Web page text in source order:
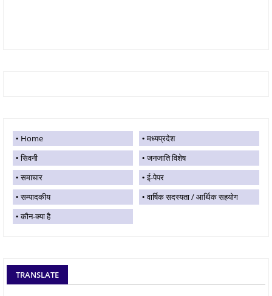
Home
मध्यप्रदेश
सिवनी
जनजाति विशेष
समाचार
ई-पेपर
सम्पादकीय
वार्षिक सदस्यता / आर्थिक सहयोग
कौन-क्या है
TRANSLATE